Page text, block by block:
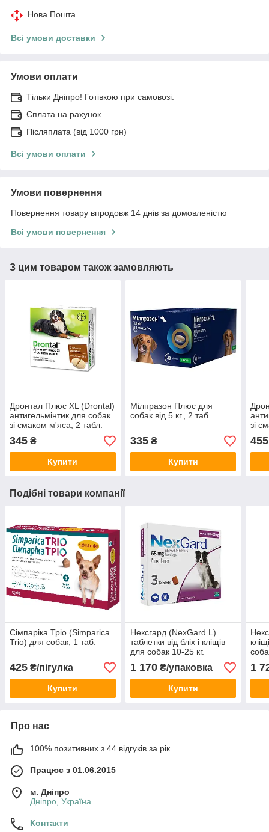
Нова Пошта
Всі умови доставки
Умови оплати
Тільки Дніпро! Готівкою при самовозі.
Сплата на рахунок
Післяплата (від 1000 грн)
Всі умови оплати
Умови повернення
Повернення товару впродовж 14 днів за домовленістю
Всі умови повернення
З цим товаром також замовляють
Дронтал Плюс XL (Drontal)
антигельмінтик для собак
зі смаком м'яса, 2 табл.
345 ₴
Купити
Мілпразон Плюс для
собак від 5 кг., 2 таб.
335₴
Купити
зі
455
Подібні товари компанії
Сімпаріка Тріо (Simparica
Trio) для собак, 1 таб.
425 ₴/пігулка
Купити
Нексгард (NexGard L)
таблетки від бліх і кліщів
для собак 10-25 кг.
1 170₴/упаковка
Купити
1
Про нас
100% позитивних з 44 відгуків за рік
Працює з 01.06.2015
м. Дніпро
Дніпро, Україна
Контакти